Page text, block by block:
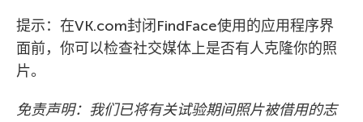
提示：在VK.com封闭FindFace使用的应用程序界
面前，你可以检查社交媒体上是否有人克隆你的照
片。
免责声明：我们已将有关试验期间照片被借用的志